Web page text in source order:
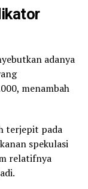
adanya
menambah
terjepit pada
spekulasi
relatifnya